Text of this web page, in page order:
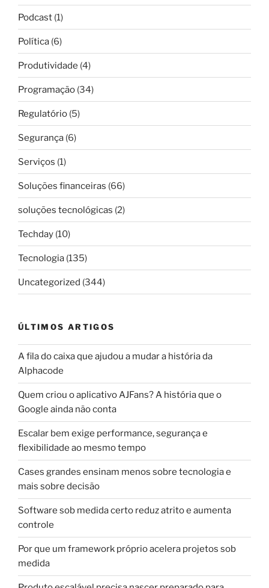
Podcast (1)
Política (6)
Produtividade (4)
Programação (34)
Regulatório (5)
Segurança (6)
Serviços (1)
Soluções financeiras (66)
soluções tecnológicas (2)
Techday (10)
Tecnologia (135)
Uncategorized (344)
ÚLTIMOS ARTIGOS
A fila do caixa que ajudou a mudar a história da
Alphacode
Quem criou o aplicativo AJFans? A história que o
Google ainda não conta
Escalar bem exige performance, segurança e
flexibilidade ao mesmo tempo
Cases grandes ensinam menos sobre tecnologia e
mais sobre decisão
Software sob medida certo reduz atrito e aumenta
controle
Por que um framework próprio acelera projetos sob
medida